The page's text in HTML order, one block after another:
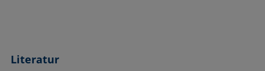
Literatur